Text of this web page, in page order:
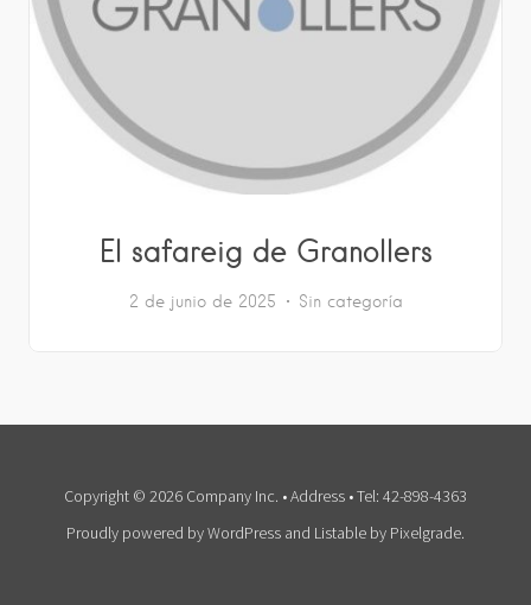
El safareig de Granollers
2 de junio de 2025 Sin categoría
Copyright © 2026 Company Inc. • Address • Tel: 42-898-4363
Proudly powered by WordPress and Listable by Pixelgrade.